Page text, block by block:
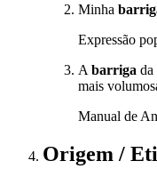
Minha
Expressão
A barriga da
mais
Manual de
Origem /